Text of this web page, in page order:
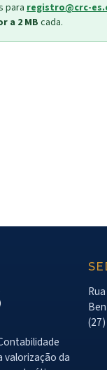
pararegistro@crc-
a 2 MB cada.
valorização da